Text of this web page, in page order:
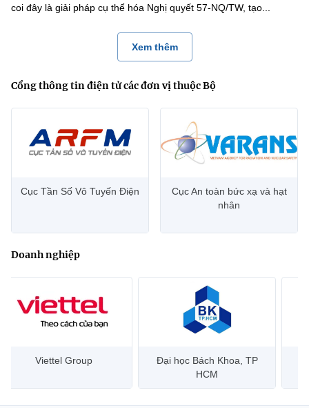
coi đây là giải pháp cụ thể hóa Nghị quyết 57-NQ/TW, tạo...
Xem thêm
Cổng thông tin điện tử các đơn vị thuộc Bộ
Cục Tần Số Vô Tuyến Điện
Cục An toàn bức xạ và hạt
nhân
Doanh nghiệp
Đại học Bách Khoa, TP
Bưu điện Việt Nam –
Vietnam Post